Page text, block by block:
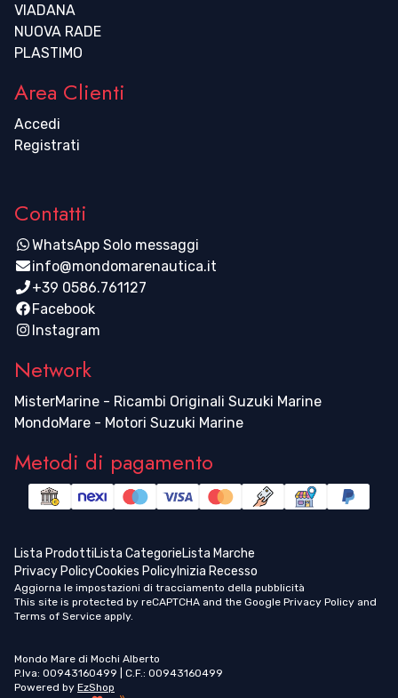
VIADANA
NUOVA RADE
PLASTIMO
Area Clienti
Accedi
Registrati
Contatti
WhatsApp Solo messaggi
info@mondomarenautica.it
+39 0586.761127
Facebook
Instagram
Network
MisterMarine - Ricambi Originali Suzuki Marine
MondoMare - Motori Suzuki Marine
Metodi di pagamento
Lista ProdottiLista CategorieLista Marche
Privacy PolicyCookies PolicyInizia Recesso
Aggiorna le impostazioni di tracciamento della pubblicità
This site is protected by reCAPTCHA and the Google Privacy Policy and
Terms of Service apply.
Mondo Mare di Mochi Alberto
P.Iva: 00943160499 | C.F.: 00943160499
Powered by EzShop